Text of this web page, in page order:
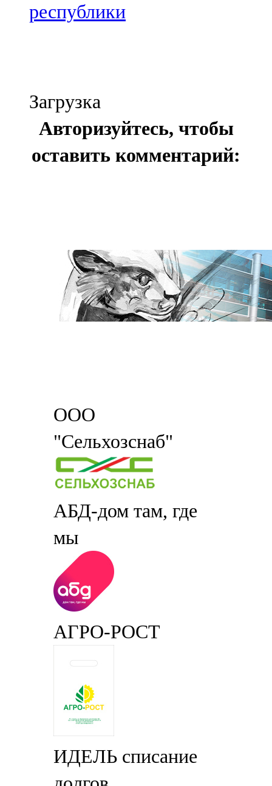
республики
Загрузка
Авторизуйтесь, чтобы
оставить комментарий:
ООО
"Сельхозснаб"
АБД-дом там, где
мы
АГРО-РОСТ
ИДЕЛЬ списание